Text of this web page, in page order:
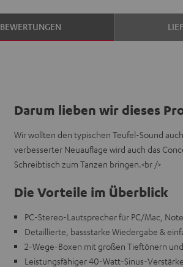
BEWERTUNGEN
Darum lieben wir dieses
Wir wollten den typischen Teufel-Sound
verbesserter Neuauflage wird auch das
Schreibtisch zum Tanzen bringen.<br />
Die Vorteile im Überblick
PC-Stereo-Lautsprecher für PC/Mac,
Detaillierte, bassstarke Wiedergabe &
2-Wege-Boxen mit großen Tieftönern
Leistungsfähiger 40-Watt-Sinus-